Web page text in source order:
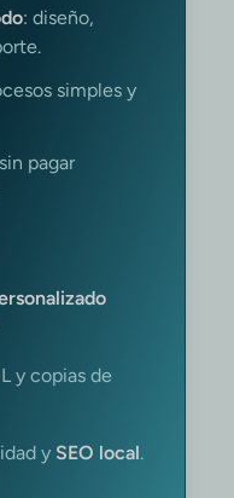
: diseño,
simples y
sin pagar
y copias de
y SEO local.